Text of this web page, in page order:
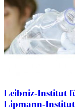
Leibniz-Institut
Lipmann-